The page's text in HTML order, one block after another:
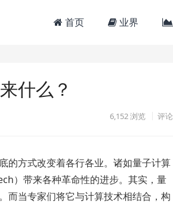
首页 业界
什么？
6,152浏览 评论
的方式改变着各行各业。诸如量子计算
）带来各种革命性的进步。其实，量
而当专家们将它与计算技术相结合，构